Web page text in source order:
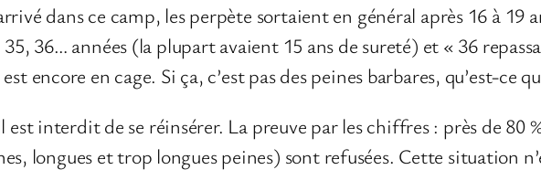
dans ce camp, les perpète sortaient en général après 16 à 19
36… années (la plupart avaient 15 ans de sureté) et « 36
encore en cage. Si ça, c’est pas des peines barbares, qu’est-ce
est interdit de se réinsérer. La preuve par les chiffres : près de 80
longues et trop longues peines) sont refusées. Cette situation